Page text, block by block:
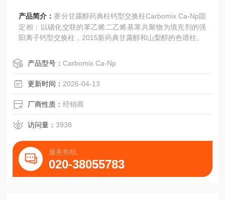
产品简介：赛分甘露醇药典柱钙型交换柱Carbomix Ca-Np固
定相：以磺化交联的苯乙烯二乙烯基苯共聚物为填充剂的强
阳离子钙型交换柱，2015新药典甘露醇和山梨醇的色谱柱。
产品型号：Carbomix Ca-Np
更新时间： 2026-04-13
厂商性质：经销商
访问量：3938
服务热线
020-38055783